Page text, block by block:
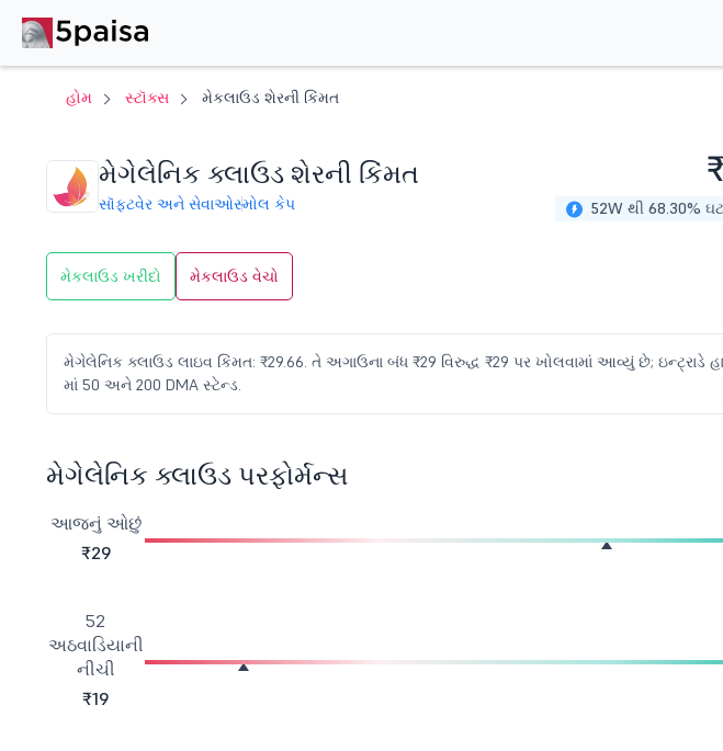
હોમ સ્ટૉક્સ મેકલાઉડ શેરની કિંમત
મેગેલેનિક ક્લાઉડ શેરની કિંમત
સૉફ્ટવેર અને સેવાઓસ્મોલ કેપ 52W થી 68.30%
મેકલાઉડ ખરીદો મેકલાઉડ વેચો
મેગેલેનિક ક્લાઉડ લાઇવ કિંમત: ₹29.66. તે અગાઉના બંધ ₹29 વિરુદ્ધ ₹29 પર ખોલવામાં આવ્યું છે; ઇન્ટ્રાડે
માં 50 અને 200 DMA સ્ટેન્ડ.
મેગેલેનિક ક્લાઉડ પરફોર્મન્સ
આજનું ઓછું
₹29
52
અઠવાડિયાની
નીચી
₹19